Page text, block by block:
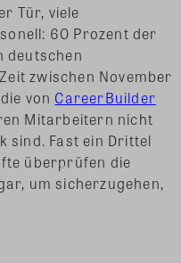
Tür, viele
60 Prozent der
deutschen
zwischen November
von CareerBuilder
Mitarbeitern nicht
sind. Fast ein Drittel
überprüfen die
um sicherzugehen,